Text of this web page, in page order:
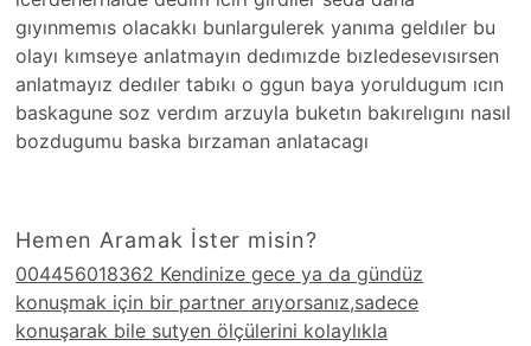
gıyınmemıs olacakkı bunlargulerek yanıma geldıler bu
olayı kımseye anlatmayın dedımızde bızledesevısırsen
anlatmayız dedıler tabıkı o ggun baya yoruldugum ıcın
baskagune soz verdım arzuyla buketın bakırelıgını nasıl
bozdugumu baska bırzaman anlatacagı
Hemen Aramak İster misin?
004456018362 Kendinize gece ya da gündüz
konuşmak için bir partner arıyorsanız,sadece
konuşarak bile sutyen ölçülerini kolaylıkla